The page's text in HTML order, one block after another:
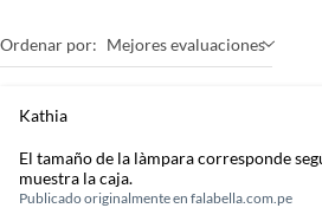
Ordenar por: Mejores evaluaciones
Kathia
El tamaño de la làmpara corresponde
muestra la caja.
Publicado originalmente en falabella.com.pe